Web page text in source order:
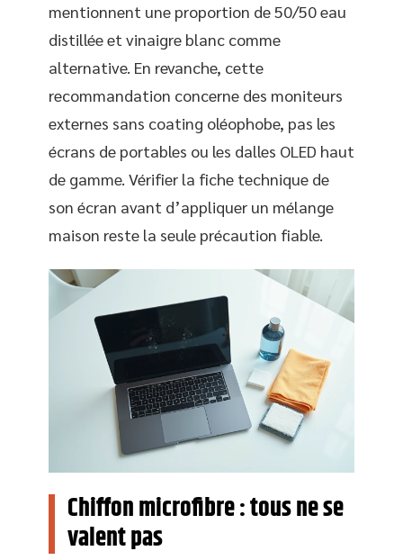
mentionnent une proportion de 50/50 eau
distillée et vinaigre blanc comme
alternative. En revanche, cette
recommandation concerne des moniteurs
externes sans coating oléophobe, pas les
écrans de portables ou les dalles OLED haut
de gamme. Vérifier la fiche technique de
son écran avant d’appliquer un mélange
maison reste la seule précaution fiable.
Chiffon microfibre : tous ne se
valent pas